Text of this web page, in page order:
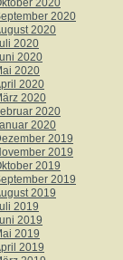
2020
2020
2020
2020
2020
2020
2020
2020
2020
2020
2019
2019
2019
2019
2019
2019
2019
2019
2019